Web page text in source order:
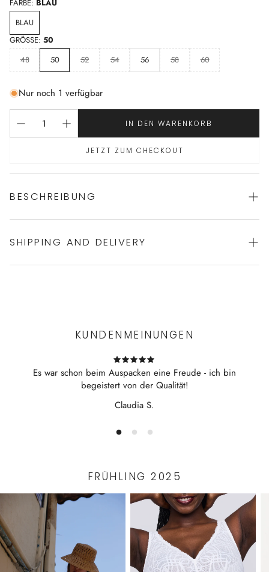
FARBE: BLAU
BLAU
GRÖSSE: 50
48
50 52 54 56 58 60
Nur noch 1 verfügbar
IN DEN WARENKORB
JETZT ZUM CHECKOUT
BESCHREIBUNG
moderne Nachtwäsche von VERDIANI
SHIPPING AND DELIVERY
KUNDENMEINUNGEN
Es war schon beim Auspacken eine Freude - ich bin
begeistert von der Qualität!
Claudia S.
FRÜHLING 2025